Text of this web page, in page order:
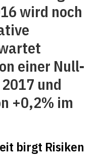
wird noch
einer Null-
und
+0,2% im
birgt Risiken